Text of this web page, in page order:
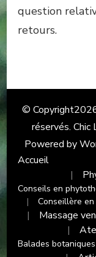
question
retours.
©
réservés.
Powered by
Accueil
Conseils en
Conseillère
Massage
Balades